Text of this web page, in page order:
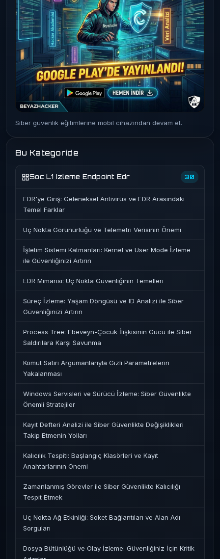
Siber güvenlik eğitimlerine mobil cihazından devam et.
Bu Kategoride
Soc L1 Izleme Endpoint Edr 30
EDR'ye Giriş: Geleneksel Antivirüs ve EDR Arasındaki
Temel Farklar
Uç Nokta Görünürlüğü ve Telemetri Verisinin Önemi
İşletim Sistemi Katmanları: Kernel ve User Mode İzleme
ile Güvenliğinizi Artırın
EDR Mimarisi: Uç Nokta Güvenliğinin Temelleri
Süreç İzleme: Yaşam Döngüsü ve ID Analizi ile Siber
Güvenliğinizi Artırın
Process Tree: Ebeveyn-Çocuk İlişkisinin Gücü ile Siber
Saldırılara Karşı Savunma
Komut Satırı Argümanlarıyla Gizli Parametrelerin
Yakalanması
Windows Servisleri ve Sürücü İzleme: Siber Güvenlikte
Önemli Stratejiler
Kayıt Defteri Analizi ile Siber Güvenlikte Değişiklikleri
Takip Etmenin Yolları
Kalıcılık Tespiti: Başlangıç Klasörleri ve Kayıt
Anahtarlarının Önemi
Zamanlanmış Görevler ile Siber Güvenlikte Kalıcılığı
Tespit Etmek
Uç Nokta Ağ Etkinliği: Soket Bağlantıları ve Alan Adı
Sorguları
Dosya Bütünlüğü ve Olay İzleme: Güvenliğiniz İçin Kritik